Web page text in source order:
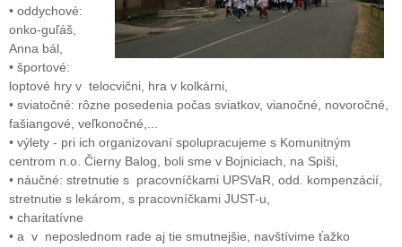
• oddychové:
onko-guľáš,
Anna bál,
• športové:
loptové hry v telocvični, hra v kolkárni,
• sviatočné: rôzne posedenia počas sviatkov, vianočné, novoročné,
fašiangové, veľkonočné,...
• výlety - pri ich organizovaní spolupracujeme s Komunitným
centrom n.o. Čierny Balog, boli sme v Bojniciach, na Spiši,
• náučné: stretnutie s pracovníčkami UPSVaR, odd. kompenzácií,
stretnutie s lekárom, s pracovníčkami JUST-u,
• charitatívne
• a v neposlednom rade aj tie smutnejšie, navštívime ťažko